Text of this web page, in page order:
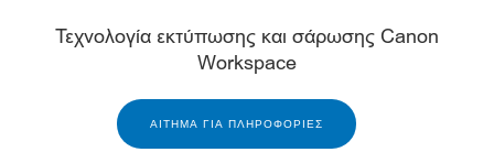
Τεχνολογία εκτύπωσης και σάρωσης Canon
Workspace
ΑΊΤΗΜΑ ΓΙΑ ΠΛΗΡΟΦΟΡΊΕΣ